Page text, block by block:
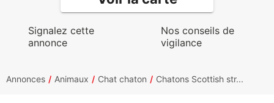
Signalez cette
annonce
Nos conseils de
vigilance
Annonces Animaux Chat chaton Chatons Scottish str...